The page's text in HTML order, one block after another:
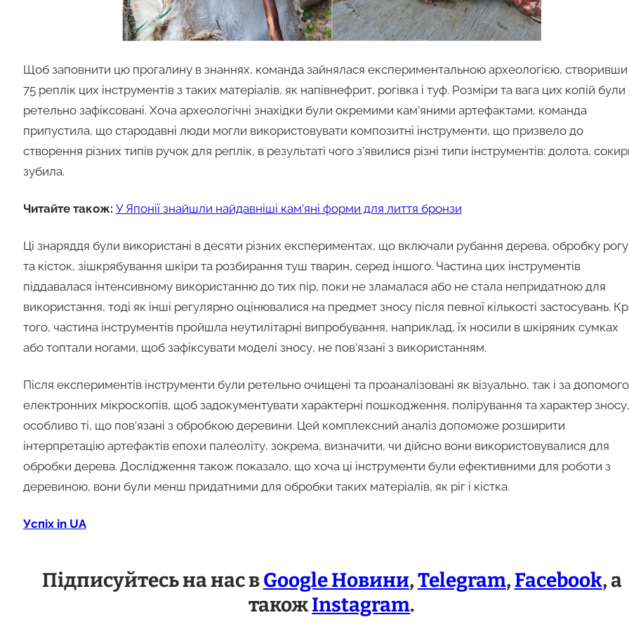
Щоб заповнити цю прогалину в знаннях, команда зайнялася експериментальною археологією, створивши
75 реплік цих інструментів з таких матеріалів, як напівнефрит, рогівка і туф. Розміри та вага цих копій були
ретельно зафіксовані. Хоча археологічні знахідки були окремими кам’яними артефактами, команда
припустила, що стародавні люди могли використовувати композитні інструменти, що призвело до
створення різних типів ручок для реплік, в результаті чого з’явилися різні типи інструментів: долота,
зубила.
Читайте також: У Японії знайшли найдавніші кам’яні форми для лиття бронзи
Ці знаряддя були використані в десяти різних експериментах, що включали рубання дерева, обробку рогу
та кісток, зішкрябування шкіри та розбирання туш тварин, серед іншого. Частина цих інструментів
піддавалася інтенсивному використанню до тих пір, поки не зламалася або не стала непридатною для
використання, тоді як інші регулярно оцінювалися на предмет зносу після певної кількості застосувань.
того, частина інструментів пройшла неутилітарні випробування, наприклад, їх носили в шкіряних сумках
або топтали ногами, щоб зафіксувати моделі зносу, не пов’язані з використанням.
Після експериментів інструменти були ретельно очищені та проаналізовані як візуально, так і за
електронних мікроскопів, щоб задокументувати характерні пошкодження, полірування та характер зносу,
особливо ті, що пов’язані з обробкою деревини. Цей комплексний аналіз допоможе розширити
інтерпретацію артефактів епохи палеоліту, зокрема, визначити, чи дійсно вони використовувалися для
обробки дерева. Дослідження також показало, що хоча ці інструменти були ефективними для роботи з
деревиною, вони були менш придатними для обробки таких матеріалів, як ріг і кістка.
Успіх in UA
Підписуйтесь на нас вGoogle Новини,Telegram, Facebook, а
такожInstagram.